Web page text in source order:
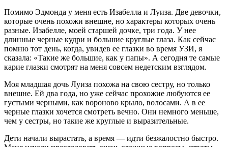
Помимо Эдмонда у меня есть Изабелла и Луиза. Две девочки,
которые очень похожи внешне, но характеры которых очень
разные. Изабелле, моей старшей дочке, три года. У нее
длинные черные кудри и большие круглые глаза. Как сейчас
помню тот день, когда, увидев ее глазки во время УЗИ, я
сказала: «Такие же большие, как у папы». А сегодня те самые
карие глазки смотрят на меня совсем недетским взглядом.
Моя младшая дочь Луиза похожа на свою сестру, но только
внешне. Ей два года, но уже сейчас прохожие любуются ее
густыми черными, как вороново крыло, волосами. А в ее
черные глазки хочется смотреть вечно. Они немного меньше,
чем у сестры, но такие же круглые и выразительные.
Дети начали вырастать, а время — идти безжалостно быстро.